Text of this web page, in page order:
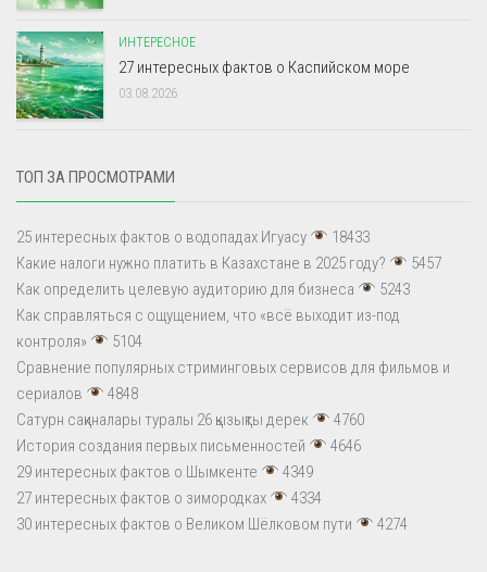
ИНТЕРЕСНОЕ
27 интересных фактов о Каспийском море
03.08.2026
ТОП ЗА ПРОСМОТРАМИ
25 интересных фактов о водопадах Игуасу
18433
Какие налоги нужно платить в Казахстане в 2025 году?
5457
Как определить целевую аудиторию для бизнеса
5243
Как справляться с ощущением, что «всё выходит из-под
контроля»
5104
Сравнение популярных стриминговых сервисов для фильмов и
сериалов
4848
Сатурн сақиналары туралы 26 қызықты дерек
4760
История создания первых письменностей
4646
29 интересных фактов о Шымкенте
4349
27 интересных фактов о зимородках
4334
30 интересных фактов о Великом Шёлковом пути
4274